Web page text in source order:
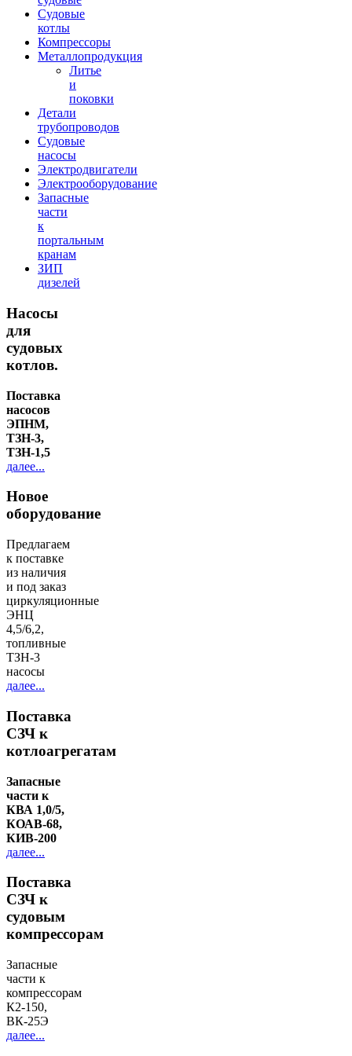
Судовые
котлы
Компрессоры
Металлопродукция
Литье
и
поковки
Детали
трубопроводов
Судовые
насосы
Электродвигатели
Электрооборудование
Запасные
части
к
портальным
кранам
ЗИП
дизелей
Насосы
для
судовых
котлов.
Поставка
насосов
ЭПНМ,
ТЗН-3,
ТЗН-1,5
далее...
Новое
оборудование
Предлагаем
к поставке
из наличия
и под заказ
циркуляционные
ЭНЦ
4,5/6,2,
топливные
ТЗН-3
насосы
далее...
Поставка
СЗЧ к
котлоагрегатам
Запасные
части к
КВА 1,0/5,
КОАВ-68,
КИВ-200
далее...
Поставка
СЗЧ к
судовым
компрессорам
Запасные
части к
компрессорам
К2-150,
ВК-25Э
далее...